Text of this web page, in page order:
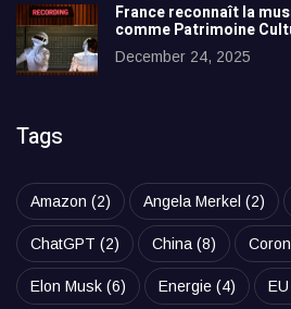
France reconnaît la
comme Patrimoine
December 24, 2025
Tags
Amazon (2) Angela Merkel (2)
ChatGPT (2) China(8)
Elon Musk (6) Energie (4) EU